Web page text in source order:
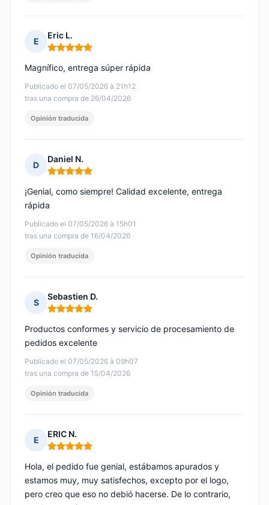
E
Eric L.
Nota: 5 de 5
Publicado el 07/05/2026 à 21h12
tras una compra de 26/04/2026
Magnífico, entrega súper rápida
Opinión traducida
D
Daniel N.
Nota: 5 de 5
Publicado el 07/05/2026 à 15h01
tras una compra de 16/04/2026
¡Genial, como siempre! Calidad excelente, entrega
rápida
Opinión traducida
S
Sebastien D.
Nota: 5 de 5
Publicado el 07/05/2026 à 09h07
tras una compra de 15/04/2026
Productos conformes y servicio de procesamiento de
pedidos excelente
Opinión traducida
E
ERIC N.
Nota: 5 de 5
Hola, el pedido fue genial, estábamos apurados y
estamos muy, muy satisfechos, excepto por el logo,
pero creo que eso no debió hacerse. De lo contrario,